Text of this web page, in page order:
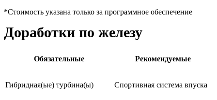
*Стоимость указана только за программное обеспечение
Доработки по железу
Обязательные Рекомендуемые
Гибридная(ые) турбина(ы) Спортивная система впуска